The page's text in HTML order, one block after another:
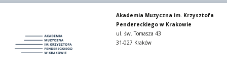
Akademia Muzyczna im. Krzysztofa
Pendereckiego w Krakowie
ul. św. Tomasza 43
31-027 Kraków